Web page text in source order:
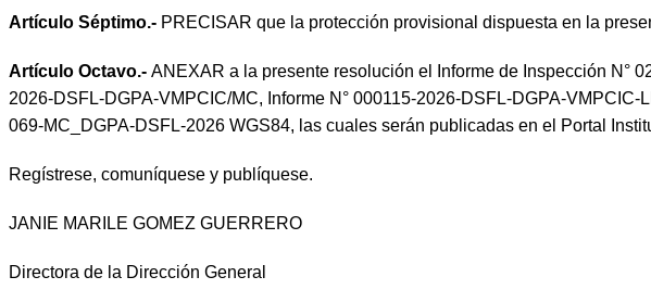
Artículo Séptimo.- PRECISAR que la protección provisional dispuesta en la
Artículo Octavo.-ANEXAR a la presente resolución el Informe de Inspección N°
2026-DSFL-DGPA-VMPCIC/MC, Informe N° 000115-2026-DSFL-DGPA-
069-MC_DGPA-DSFL-2026 WGS84, las cuales serán publicadas en el Portal
Regístrese, comuníquese y publíquese.
JANIE MARILE GOMEZ GUERRERO
Directora de la Dirección General